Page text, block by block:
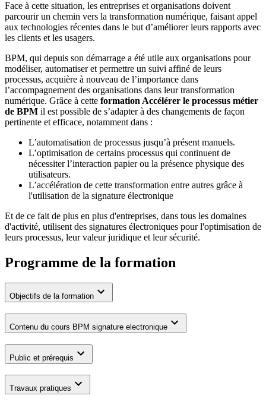
Face à cette situation, les entreprises et organisations doivent
parcourir un chemin vers la transformation numérique, faisant appel
aux technologies récentes dans le but d’améliorer leurs rapports avec
les clients et les usagers.
BPM, qui depuis son démarrage a été utile aux organisations pour
modéliser, automatiser et permettre un suivi affiné de leurs
processus, acquière à nouveau de l’importance dans
l’accompagnement des organisations dans leur transformation
numérique. Grâce à cette formation Accélérer le processus métier
de BPM il est possible de s’adapter à des changements de façon
pertinente et efficace, notamment dans :
L’automatisation de processus jusqu’à présent manuels.
L’optimisation de certains processus qui continuent de
nécessiter l’interaction papier ou la présence physique des
utilisateurs.
L’accélération de cette transformation entre autres grâce à
l'utilisation de la signature électronique
Et de ce fait de plus en plus d'entreprises, dans tous les domaines
d'activité, utilisent des signatures électroniques pour l'optimisation de
leurs processus, leur valeur juridique et leur sécurité.
Programme de la formation
Objectifs de la formation
Contenu du cours BPM signature electronique
Public et prérequis
Travaux pratiques